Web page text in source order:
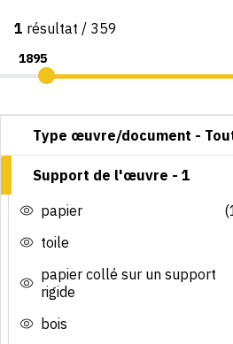
Consultation par
1 résultat / 359
Type œuvre/document -
Support de l'œuvre - 1
papier
toile
papier collé sur un support
rigide
bois